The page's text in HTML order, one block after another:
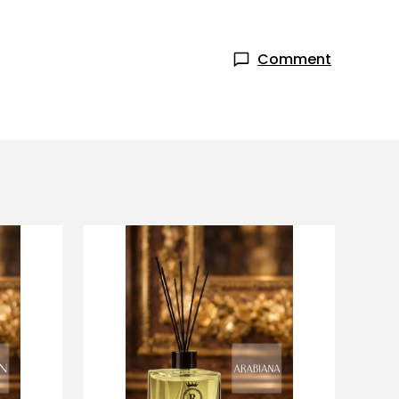
Comment